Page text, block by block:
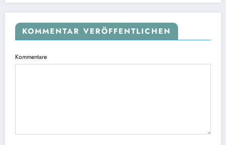
KOMMENTAR VERÖFFENTLICHEN
Kommentare